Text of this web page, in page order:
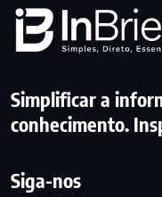
Simplificar a
conhecimento.
Siga-nos